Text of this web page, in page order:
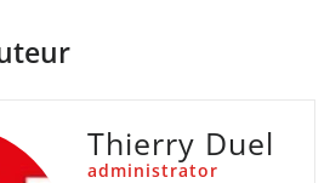
Thierry Duel
administrator